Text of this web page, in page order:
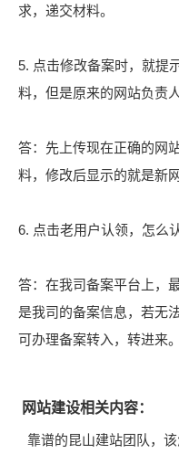
求，递交材料。
5. 点击修改备案时，就提
料，但是原来的网站负责
答：先上传现在正确的网
料，修改后显示的就是新
6. 点击老用户认领，怎么
答：在我司备案平台上，
是我司的备案信息，若无
可办理备案转入，转进来。
网站建设相关内容：
靠谱的昆山建站团队，该